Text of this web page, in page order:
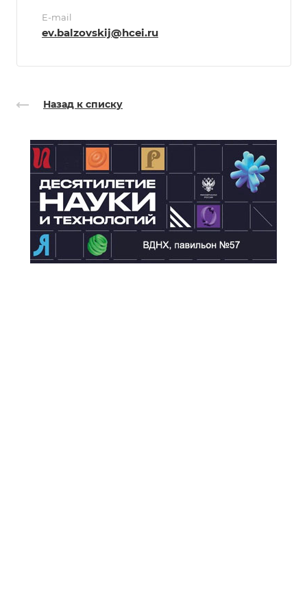
E-mail
ev.balzovskij@hcei.ru
Назад к списку